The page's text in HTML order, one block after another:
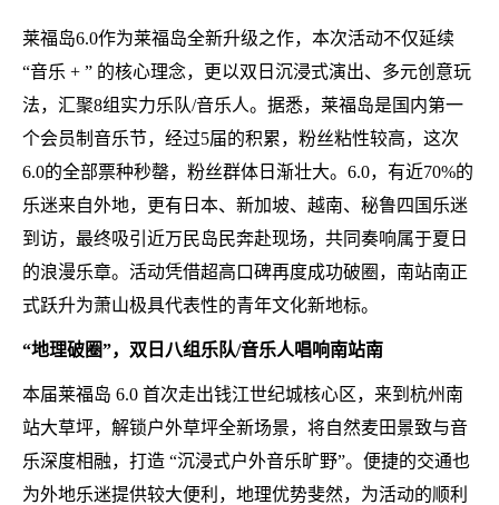
莱福岛6.0作为莱福岛全新升级之作，本次活动不仅延续
“音乐 + ” 的核心理念，更以双日沉浸式演出、多元创意玩
法，汇聚8组实力乐队/音乐人。据悉，莱福岛是国内第一
个会员制音乐节，经过5届的积累，粉丝粘性较高，这次
6.0的全部票种秒罄，粉丝群体日渐壮大。6.0，有近70%的
乐迷来自外地，更有日本、新加坡、越南、秘鲁四国乐迷
到访，最终吸引近万民岛民奔赴现场，共同奏响属于夏日
的浪漫乐章。活动凭借超高口碑再度成功破圈，南站南正
式跃升为萧山极具代表性的青年文化新地标。
“地理破圈”，双日八组乐队/音乐人唱响南站南
本届莱福岛 6.0 首次走出钱江世纪城核心区，来到杭州南
站大草坪，解锁户外草坪全新场景，将自然麦田景致与音
乐深度相融，打造 “沉浸式户外音乐旷野”。便捷的交通也
为外地乐迷提供较大便利，地理优势斐然，为活动的顺利